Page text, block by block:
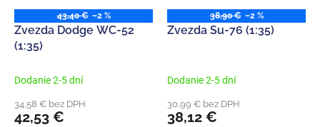
43,40 € –2 %
Zvezda Dodge WC-52
(1:35)
Dodanie 2-5 dní
34,58 € bez DPH
42,53 €
38,90 € –2 %
Zvezda Su-76 (1:35)
Dodanie 2-5 dní
30,99 € bez DPH
38,12 €